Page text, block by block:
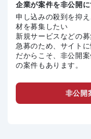
企業が案件を非公開
申し込みの殺到を抑
材を募集したい
新規サービスなどの
急募のため、サイト
だからこそ、非公開
の案件もあります。
非公開